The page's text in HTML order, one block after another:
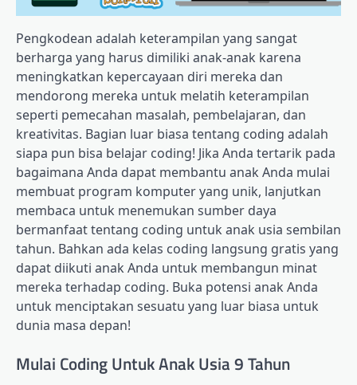
Pengkodean adalah keterampilan yang sangat
berharga yang harus dimiliki anak-anak karena
meningkatkan kepercayaan diri mereka dan
mendorong mereka untuk melatih keterampilan
seperti pemecahan masalah, pembelajaran, dan
kreativitas. Bagian luar biasa tentang coding adalah
siapa pun bisa belajar coding! Jika Anda tertarik pada
bagaimana Anda dapat membantu anak Anda mulai
membuat program komputer yang unik, lanjutkan
membaca untuk menemukan sumber daya
bermanfaat tentang coding untuk anak usia sembilan
tahun. Bahkan ada kelas coding langsung gratis yang
dapat diikuti anak Anda untuk membangun minat
mereka terhadap coding. Buka potensi anak Anda
untuk menciptakan sesuatu yang luar biasa untuk
dunia masa depan!
Mulai Coding Untuk Anak Usia 9 Tahun